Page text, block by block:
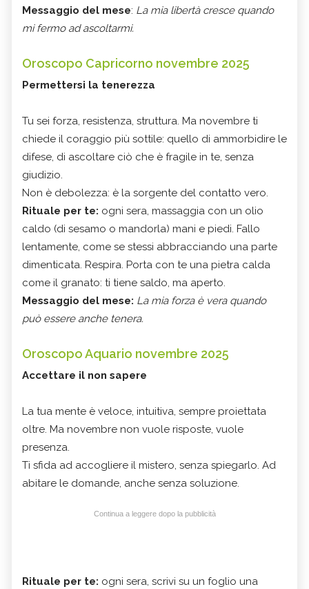
Messaggio del mese: La mia libertà cresce quando
mi fermo ad ascoltarmi.
Oroscopo Capricorno novembre 2025
Permettersi la tenerezza
Tu sei forza, resistenza, struttura. Ma novembre ti
chiede il coraggio più sottile: quello di ammorbidire le
difese, di ascoltare ciò che è fragile in te, senza
giudizio.
Non è debolezza: è la sorgente del contatto vero.
Rituale per te: ogni sera, massaggia con un olio
caldo (di sesamo o mandorla) mani e piedi. Fallo
lentamente, come se stessi abbracciando una parte
dimenticata. Respira. Porta con te una pietra calda
come il granato: ti tiene saldo, ma aperto.
Messaggio del mese: La mia forza è vera quando
può essere anche tenera.
Oroscopo Aquario novembre 2025
Accettare il non sapere
La tua mente è veloce, intuitiva, sempre proiettata
oltre. Ma novembre non vuole risposte, vuole
presenza.
Ti sfida ad accogliere il mistero, senza spiegarlo. Ad
abitare le domande, anche senza soluzione.
Continua a leggere dopo la pubblicità
Rituale per te: ogni sera, scrivi su un foglio una